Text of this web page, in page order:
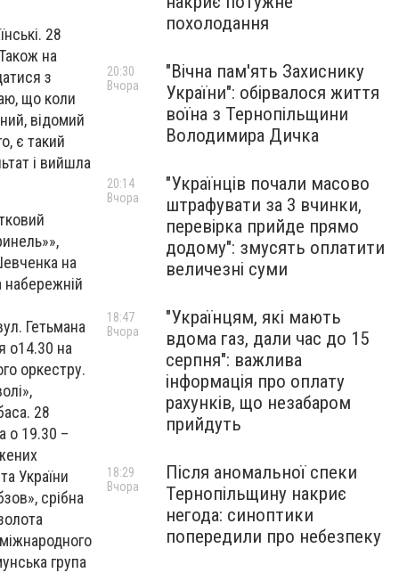
28
на
з
що коли
відомий
є такий
і вийшла
на
набережній
Гетьмана
о14.30 на
оркестру.
28
о 19.30 –
України
срібна
група
похолодання
"Вічна пам'ять Захиснику
України": обірвалося життя
воїна з Тернопільщини
Володимира Дичка
20:30
Вчора
"Українців почали масово
штрафувати за 3 вчинки,
перевірка прийде прямо
додому": змусять оплатити
величезні суми
20:14
Вчора
"Українцям, які мають
вдома газ, дали час до 15
серпня": важлива
інформація про оплату
рахунків, що незабаром
прийдуть
18:47
Вчора
Після аномальної спеки
Тернопільщину накриє
негода: синоптики
попередили про небезпеку
18:29
Вчора